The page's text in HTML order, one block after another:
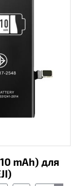
mAh) для